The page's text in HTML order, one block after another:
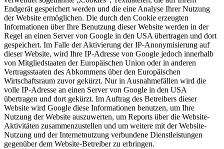
Endgerät gespeichert werden und die eine Analyse Ihrer Nutzung
der Website ermöglichen. Die durch den Cookie erzeugten
Informationen über Ihre Benutzung dieser Website werden in der
Regel an einen Server von Google in den USA übertragen und dort
gespeichert. Im Falle der Aktivierung der IP-Anonymisierung auf
dieser Website, wird Ihre IP-Adresse von Google jedoch innerhalb
von Mitgliedstaaten der Europäischen Union oder in anderen
Vertragsstaaten des Abkommens über den Europäischen
Wirtschaftsraum zuvor gekürzt. Nur in Ausnahmefällen wird die
volle IP-Adresse an einen Server von Google in den USA
übertragen und dort gekürzt. Im Auftrag des Betreibers dieser
Website wird Google diese Informationen benutzen, um Ihre
Nutzung der Website auszuwerten, um Reports über die Website-
Aktivitäten zusammenzustellen und um weitere mit der Website-
Nutzung und der Internetnutzung verbundene Dienstleistungen
gegenüber dem Website-Betreiber zu erbringen.